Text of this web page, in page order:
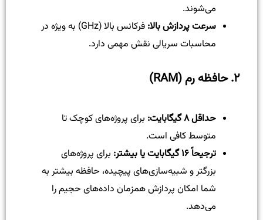
می‌شوند.
سرعت پردازش بالا:
فرکانس بالا (GHz) به ویژه در
محاسبات سریالی نقش مهمی دارد.
۲. حافظه رم (RAM)
حداقل ۸ گیگابایت:
برای پروژه‌های کوچک تا
متوسط کافی است.
ترجیحاً ۱۶ گیگابایت یا بیشتر:
برای پروژه‌های
بزرگتر و شبیه‌سازی‌های پیچیده، حافظه بیشتر به
شما امکان پردازش همزمان داده‌های حجیم را
می‌دهد.